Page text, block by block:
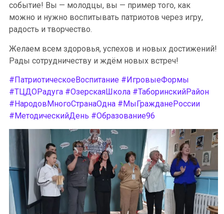
событие! Вы — молодцы, вы — пример того, как
можно и нужно воспитывать патриотов через игру,
радость и творчество.
Желаем всем здоровья, успехов и новых достижений!
Рады сотрудничеству и ждём новых встреч!
#ПатриотическоеВоспитание #ИгровыеФормы
#ТЦДОРадуга #ОзерскаяШкола #ТаборинскийРайон
#НародовМногоСтранаОдна #МыГражданеРоссии
#МетодическийДень #Образование96